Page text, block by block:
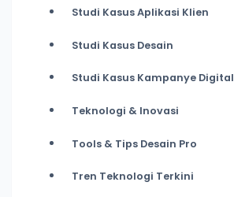
Studi Kasus Aplikasi Klien
Studi Kasus Desain
Studi Kasus Kampanye Digital
Teknologi & Inovasi
Tools & Tips Desain Pro
Tren Teknologi Terkini